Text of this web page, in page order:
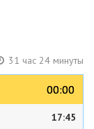
31 час 24 минуты
00:00
00:00
17:45